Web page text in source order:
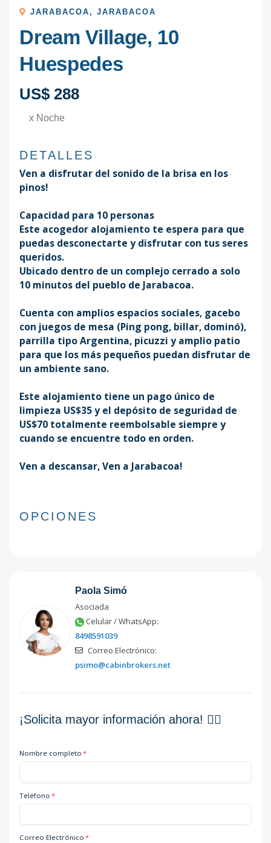
JARABACOA ,JARABACOA
Dream Village, 10
Huespedes
US$ 288
x Noche
DETALLES
Ven a disfrutar del sonido de la brisa en los
pinos!
Capacidad para 10 personas
Este acogedor alojamiento te espera para que
puedas desconectarte y disfrutar con tus seres
queridos.
Ubicado dentro de un complejo cerrado a solo
10 minutos del pueblo de Jarabacoa.
Cuenta con amplios espacios sociales, gacebo
con juegos de mesa (Ping pong, billar, dominó),
parrilla tipo Argentina, picuzzi y amplio patio
para que los más pequeños puedan disfrutar de
un ambiente sano.
Este alojamiento tiene un pago único de
limpieza US$35 y el depósito de seguridad de
US$70 totalmente reembolsable siempre y
cuando se encuentre todo en orden.
Ven a descansar, Ven a Jarabacoa!
OPCIONES
Paola Simó
Asociada
Celular / WhatsApp:
8498591039
Correo Electrónico:
psimo@cabinbrokers.net
¡Solicita mayor información ahora! 👇🏽
Nombre completo *
Teléfono *
Correo Electrónico *